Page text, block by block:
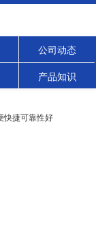
公司动态
产品知识